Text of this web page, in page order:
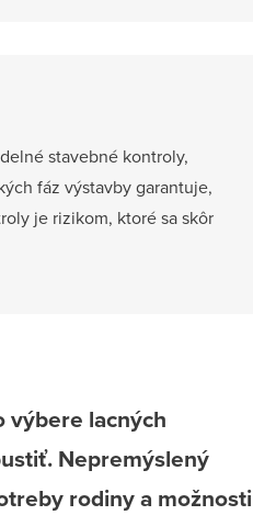
stavebné kontroly,
fáz výstavby garantuje,
je rizikom, ktoré sa skôr
výbere lacných
Nepremýslený
rodiny a možnosti